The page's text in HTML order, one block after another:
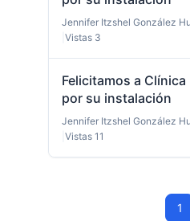
Jennifer Itzshel González
Vistas 3
Felicitamos a
por su instalación
Jennifer Itzshel González
Vistas 11
1